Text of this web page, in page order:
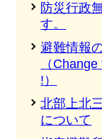
防災行政
す。
避難情報
（
!）
北部上北
について